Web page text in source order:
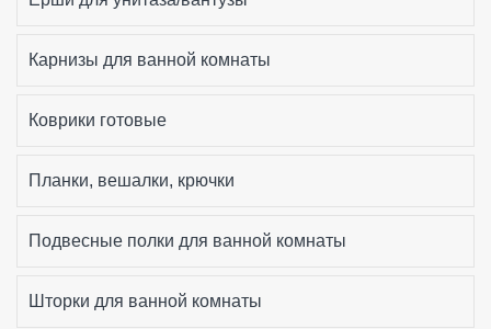
Карнизы для ванной комнаты
Коврики готовые
Планки, вешалки, крючки
Подвесные полки для ванной комнаты
Шторки для ванной комнаты